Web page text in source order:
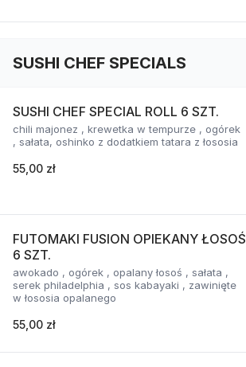
SUSHI CHEF SPECIALS
SUSHI CHEF SPECIAL ROLL 6 SZT.
chili majonez , krewetka w tempurze , ogórek
, sałata, oshinko z dodatkiem tatara z łososia
55,00 zł
FUTOMAKI FUSION OPIEKANY ŁOSOŚ
6 SZT.
awokado , ogórek , opalany łosoś , sałata ,
serek philadelphia , sos kabayaki , zawinięte
w łososia opalanego
55,00 zł